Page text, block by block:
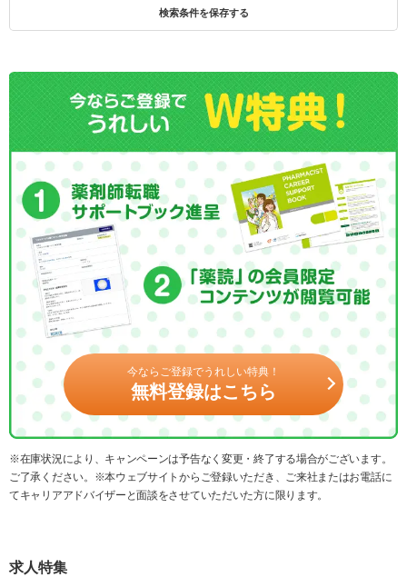
検索条件を保存する
今ならご登録でうれしい特典！
無料登録はこちら
※在庫状況により、キャンペーンは予告なく変更・終了する場合がございます。
ご了承ください。※本ウェブサイトからご登録いただき、ご来社またはお電話に
てキャリアアドバイザーと面談をさせていただいた方に限ります。
求人特集